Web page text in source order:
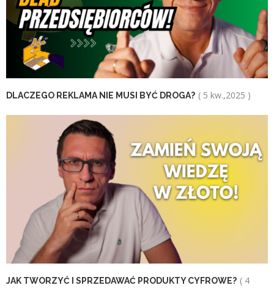
DLACZEGO REKLAMA NIE MUSI BYĆ DROGA? ( 5 kw.,2025 )
JAK TWORZYĆ I SPRZEDAWAĆ PRODUKTY CYFROWE? ( 4